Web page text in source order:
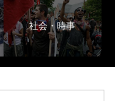
社会・時事